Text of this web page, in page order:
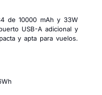
de 10000 mAh y 33W
USB-A adicional y
y apta para vuelos.